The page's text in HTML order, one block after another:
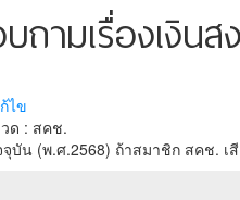
ถามเรื่องเงินส
ไข
ด : สคช.
บัน (พ.ศ.2568) ถ้าสมาชิก สคช. เ